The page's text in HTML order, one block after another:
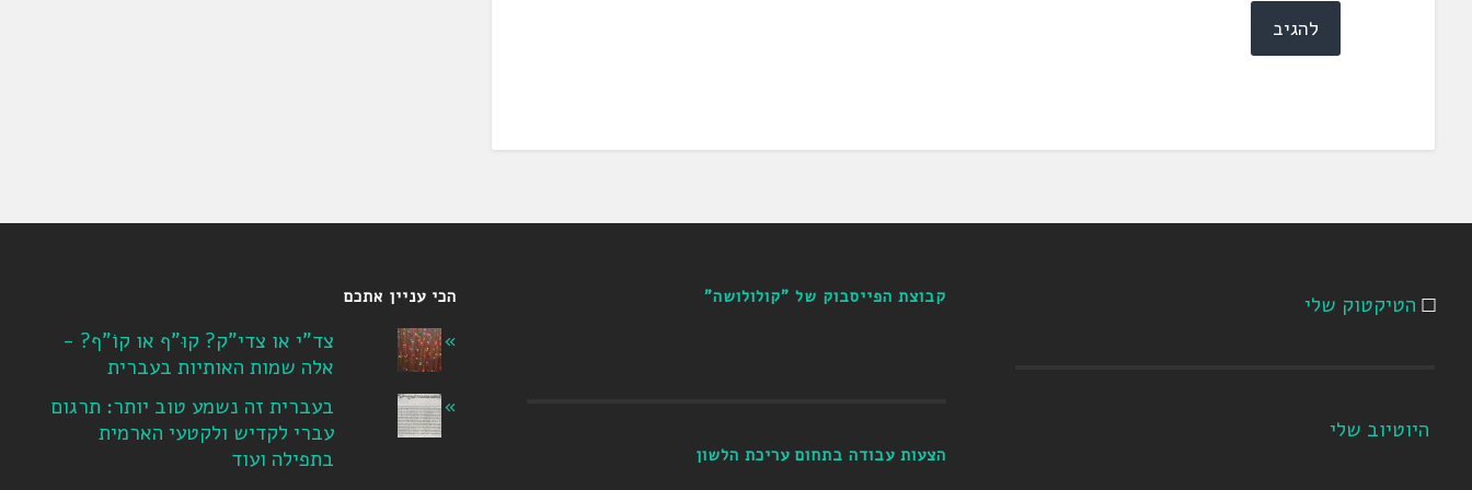
הטיקטוק שלי
היוטיוב שלי
קבוצת הפייסבוק של "קולולושה"
הצעות עבודה בתחום עריכת הלשון
הכי עניין אתכם
צד"י או צדי"ק? קוּ"ף או קוֹ"ף? -
אלה שמות האותיות בעברית
בעברית זה נשמע טוב יותר: תרגום
עברי לקדיש ולקטעי הארמית
בתפילה ועוד